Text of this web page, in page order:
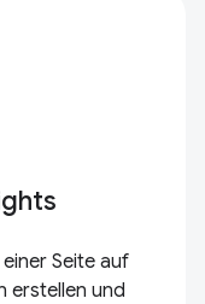
Seite auf
erstellen und